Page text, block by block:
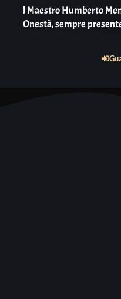
l Maestro Humberto
Onestà, sempre